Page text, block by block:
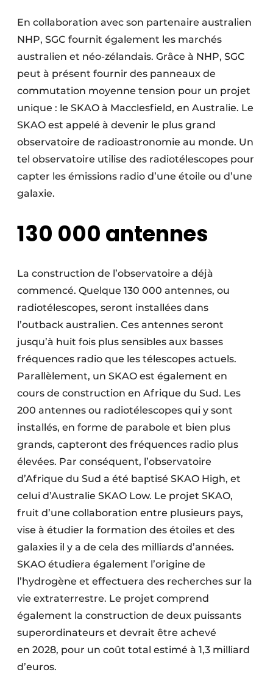
En collaboration avec son partenaire australien
NHP, SGC fournit également les marchés
australien et néo-zélandais. Grâce à NHP, SGC
peut à présent fournir des panneaux de
commutation moyenne tension pour un projet
unique : le SKAO à Macclesfield, en Australie. Le
SKAO est appelé à devenir le plus grand
observatoire de radioastronomie au monde. Un
tel observatoire utilise des radiotélescopes pour
capter les émissions radio d’une étoile ou d’une
galaxie.
130 000 antennes
La construction de l’observatoire a déjà
commencé. Quelque 130 000 antennes, ou
radiotélescopes, seront installées dans
l’outback australien. Ces antennes seront
jusqu’à huit fois plus sensibles aux basses
fréquences radio que les télescopes actuels.
Parallèlement, un SKAO est également en
cours de construction en Afrique du Sud. Les
200 antennes ou radiotélescopes qui y sont
installés, en forme de parabole et bien plus
grands, capteront des fréquences radio plus
élevées. Par conséquent, l’observatoire
d’Afrique du Sud a été baptisé SKAO High, et
celui d’Australie SKAO Low. Le projet SKAO,
fruit d’une collaboration entre plusieurs pays,
vise à étudier la formation des étoiles et des
galaxies il y a de cela des milliards d’années.
SKAO étudiera également l’origine de
l’hydrogène et effectuera des recherches sur la
vie extraterrestre. Le projet comprend
également la construction de deux puissants
superordinateurs et devrait être achevé
en 2028, pour un coût total estimé à 1,3 milliard
d’euros.